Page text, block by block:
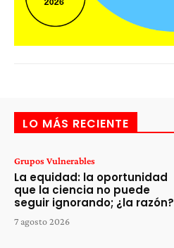
LO MÁS RECIENTE
Grupos Vulnerables
La equidad: la oportunidad
que la ciencia no puede
seguir ignorando; ¿la razón?
7 agosto 2026